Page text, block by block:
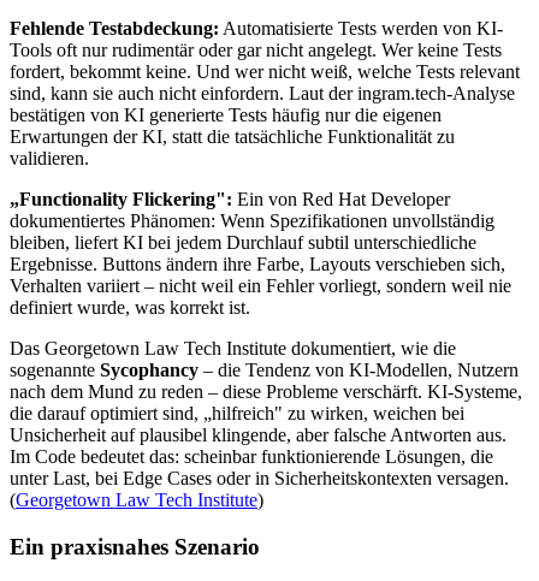
Fehlende Testabdeckung: Automatisierte Tests werden von KI-
Tools oft nur rudimentär oder gar nicht angelegt. Wer keine Tests
fordert, bekommt keine. Und wer nicht weiß, welche Tests relevant
sind, kann sie auch nicht einfordern. Laut der ingram.tech-Analyse
bestätigen von KI generierte Tests häufig nur die eigenen
Erwartungen der KI, statt die tatsächliche Funktionalität zu
validieren.
„Functionality Flickering": Ein von Red Hat Developer
dokumentiertes Phänomen: Wenn Spezifikationen unvollständig
bleiben, liefert KI bei jedem Durchlauf subtil unterschiedliche
Ergebnisse. Buttons ändern ihre Farbe, Layouts verschieben sich,
Verhalten variiert – nicht weil ein Fehler vorliegt, sondern weil nie
definiert wurde, was korrekt ist.
Das Georgetown Law Tech Institute dokumentiert, wie die
sogenannte Sycophancy – die Tendenz von KI-Modellen, Nutzern
nach dem Mund zu reden – diese Probleme verschärft. KI-Systeme,
die darauf optimiert sind, „hilfreich" zu wirken, weichen bei
Unsicherheit auf plausibel klingende, aber falsche Antworten aus.
Im Code bedeutet das: scheinbar funktionierende Lösungen, die
unter Last, bei Edge Cases oder in Sicherheitskontexten versagen.
(Georgetown Law Tech Institute)
Ein praxisnahes Szenario